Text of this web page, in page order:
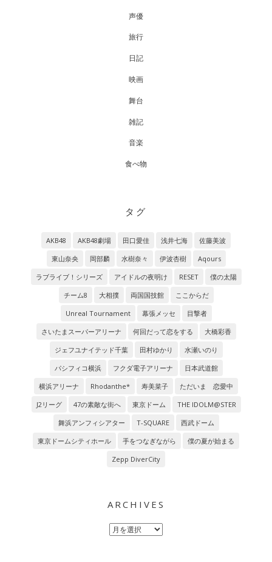
声優
旅行
日記
映画
舞台
雑記
音楽
食べ物
タグ
AKB48 AKB48劇場 田口愛佳 浅井七海
佐藤美波
東山奈央
岡部麟 水樹奈々 伊波杏樹
Aqours
ラブライブ！シリーズ
アイドルの夜明け RESET
僕の太陽
チーム8
大相撲 両国国技館
ここからだ
Unreal Tournament
幕張メッセ
目撃者
さいたまスーパーアリーナ
何回だって恋をする
大橋彩香
ジェフユナイテッド千葉
田村ゆかり
水瀬いのり
パシフィコ横浜
フクダ電子アリーナ
日本武道館
横浜アリーナ
Rhodanthe* 寿美菜子
ただいま 恋愛中
J2リーグ
47の素敵な街へ 東京ドーム
THE IDOLM@STER
舞浜アンフィシアター
T-SQUARE
西武ドーム
東京ドームシティホール
手をつなぎながら
僕の夏が始まる
Zepp DiverCity
ARCHIVES
Archives